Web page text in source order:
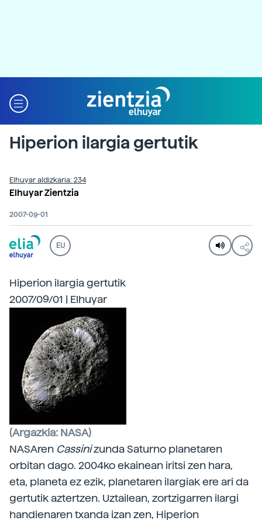
Hiperion ilargia gertutik
Elhuyar aldizkaria: 234
Elhuyar Zientzia
2007-09-01
EU
Hiperion ilargia gertutik
2007/09/01 | Elhuyar
(Argazkia: NASA)
NASAren CassinizundaSaturno planetaren
orbitan dago. 2004ko ekainean iritsi zen hara,
eta, planeta ez ezik, planetaren ilargiak ere ari da
gertutik aztertzen. Uztailean, zortzigarren ilargi
handienaren txanda izan zen, Hiperion